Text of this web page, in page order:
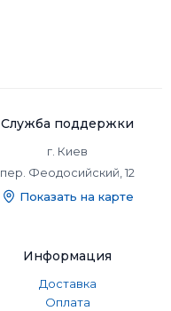
Служба поддержки
г. Киев
пер. Феодосийский, 12
Показать на карте
Информация
Доставка
Оплата